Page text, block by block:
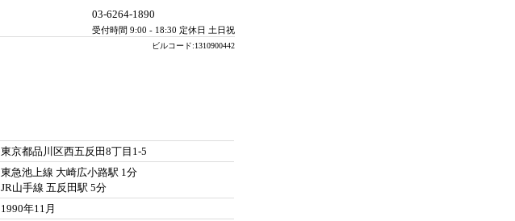
03-6264-1890
受付時間 9:00 - 18:30 定休日 土日祝
ビルコード:1310900442
東京都品川区西五反田8丁目1-5
東急池上線 大崎広小路駅 1分
JR山手線 五反田駅 5分
1990年11月